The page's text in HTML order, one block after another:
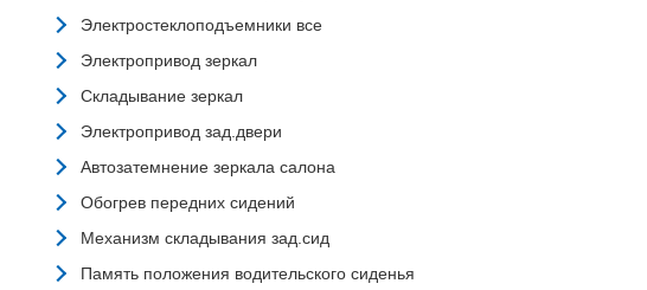
Электростеклоподъемники все
Электропривод зеркал
Складывание зеркал
Электропривод зад.двери
Автозатемнение зеркала салона
Обогрев передних сидений
Механизм складывания зад.сид
Память положения водительского сиденья